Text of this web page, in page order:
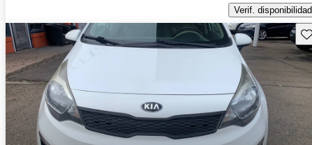
Verif. disponibilidad